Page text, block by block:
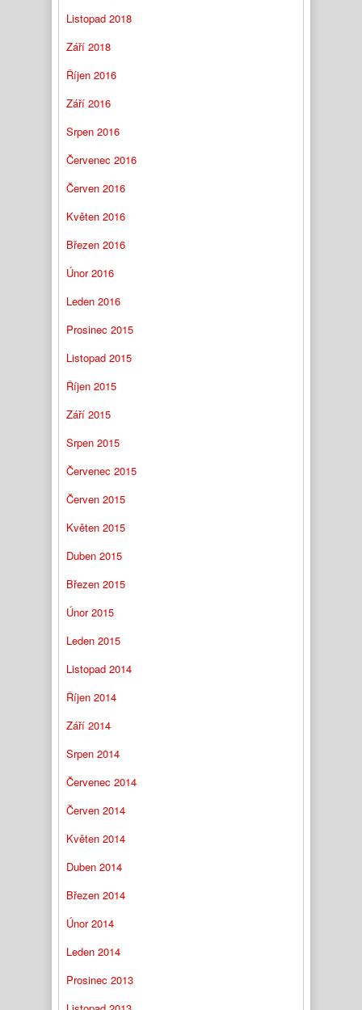
Listopad 2018
Září 2018
Říjen 2016
Září 2016
Srpen 2016
Červenec 2016
Červen 2016
Květen 2016
Březen 2016
Únor 2016
Leden 2016
Prosinec 2015
Listopad 2015
Říjen 2015
Září 2015
Srpen 2015
Červenec 2015
Červen 2015
Květen 2015
Duben 2015
Březen 2015
Únor 2015
Leden 2015
Listopad 2014
Říjen 2014
Září 2014
Srpen 2014
Červenec 2014
Červen 2014
Květen 2014
Duben 2014
Březen 2014
Únor 2014
Leden 2014
Prosinec 2013